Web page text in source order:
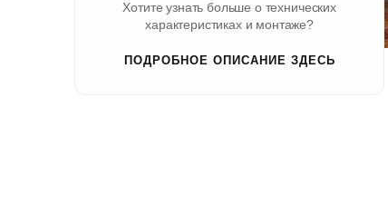
Хотите узнать больше о технических
характеристиках и монтаже?
ПОДРОБНОЕ ОПИСАНИЕ ЗДЕСЬ